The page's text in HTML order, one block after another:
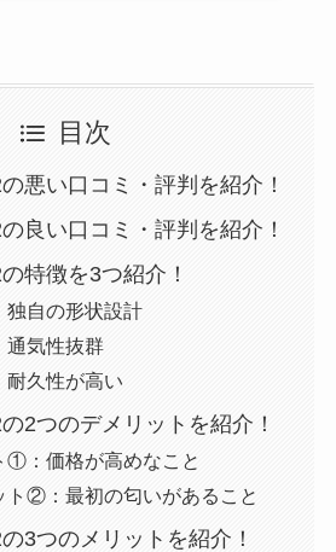
目次
悪い口コミ・評判を紹介！
良い口コミ・評判を紹介！
特徴を3つ紹介！
自の形状設計
気性抜群
久性が高い
2つのデメリットを紹介！
①：価格が高めなこと
ト②：最初の匂いがあること
3つのメリットを紹介！